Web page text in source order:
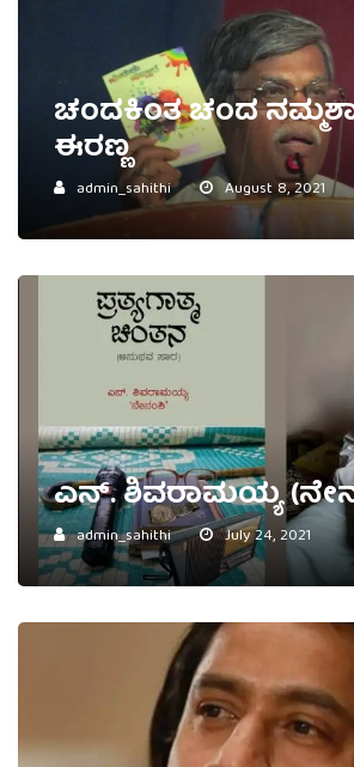
ಚಂದಕಿಂತ ಚಂದ
ಈರಣ್ಣ
admin_sahithi August 8, 2021
ಎನ್. ಶಿವರಾಮಯ್ಯ
admin_sahithi July 24, 2021